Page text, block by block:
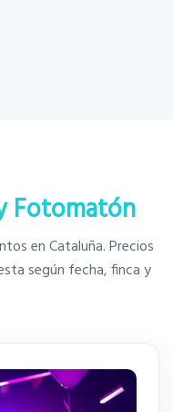
Fotomatón
en Cataluña. Precios
según fecha, finca y